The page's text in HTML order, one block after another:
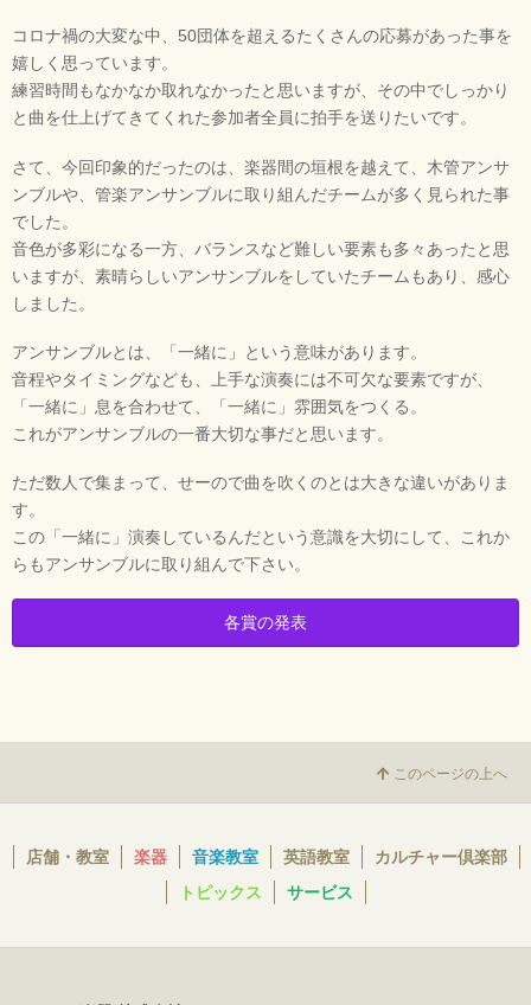
コロナ禍の大変な中、50団体を超えるたくさんの応募があった事を
嬉しく思っています。
練習時間もなかなか取れなかったと思いますが、その中でしっかり
と曲を仕上げてきてくれた参加者全員に拍手を送りたいです。
さて、今回印象的だったのは、楽器間の垣根を越えて、木管アンサ
ンブルや、管楽アンサンブルに取り組んだチームが多く見られた事
でした。
音色が多彩になる一方、バランスなど難しい要素も多々あったと思
いますが、素晴らしいアンサンブルをしていたチームもあり、感心
しました。
アンサンブルとは、「一緒に」という意味があります。
音程やタイミングなども、上手な演奏には不可欠な要素ですが、
「一緒に」息を合わせて、「一緒に」雰囲気をつくる。
これがアンサンブルの一番大切な事だと思います。
ただ数人で集まって、せーので曲を吹くのとは大きな違いがありま
す。
この「一緒に」演奏しているんだという意識を大切にして、これか
らもアンサンブルに取り組んで下さい。
各賞の発表
このページの上へ
店舗・教室 楽器 音楽教室 英語教室
カルチャー倶楽部
トピックス
サービス